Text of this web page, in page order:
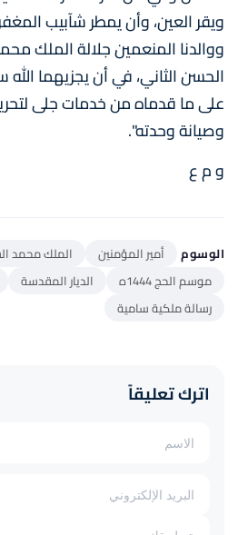
ويقر العين، وأن يمطر شآبيب
ووالدنا المنعمين جلالة الملك
الحسن الثاني، في أن يجزيهما الله
على ما قدماه من خدمات جلى
وصيانة وحدته".
و م ع
الوسوم أمير المؤمنين الملك محمد
موسم الحج 1444ه
الديار المقدسة
رسالة ملكية سامية
اترك تعليقاً